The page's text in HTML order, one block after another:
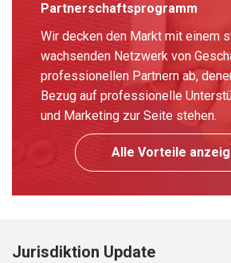
Partnerschaftsprogramm
Wir decken den Markt mit einem
wachsenden Netzwerk von
professionellen Partnern ab,
Bezug auf professionelle
und Marketing zur Seite stehen.
Alle Vorteile
Jurisdiktion Update